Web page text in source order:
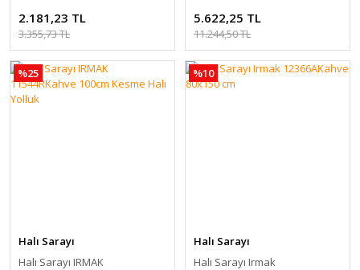
2.181,23 TL
3.355,73 TL
5.622,25 TL
11.244,50 TL
%25
Halı Sarayı
Halı Sarayı IRMAK
%10
Halı Sarayı
Halı Sarayı Irmak